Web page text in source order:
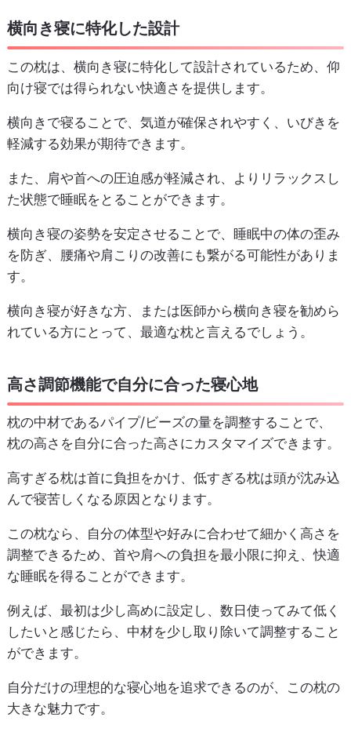
横向き寝に特化した設計
この枕は、横向き寝に特化して設計されているため、仰
向け寝では得られない快適さを提供します。
横向きで寝ることで、気道が確保されやすく、いびきを
軽減する効果が期待できます。
また、肩や首への圧迫感が軽減され、よりリラックスし
た状態で睡眠をとることができます。
横向き寝の姿勢を安定させることで、睡眠中の体の歪み
を防ぎ、腰痛や肩こりの改善にも繋がる可能性がありま
す。
横向き寝が好きな方、または医師から横向き寝を勧めら
れている方にとって、最適な枕と言えるでしょう。
高さ調節機能で自分に合った寝心地
枕の中材であるパイプ/ビーズの量を調整することで、
枕の高さを自分に合った高さにカスタマイズできます。
高すぎる枕は首に負担をかけ、低すぎる枕は頭が沈み込
んで寝苦しくなる原因となります。
この枕なら、自分の体型や好みに合わせて細かく高さを
調整できるため、首や肩への負担を最小限に抑え、快適
な睡眠を得ることができます。
例えば、最初は少し高めに設定し、数日使ってみて低く
したいと感じたら、中材を少し取り除いて調整すること
ができます。
自分だけの理想的な寝心地を追求できるのが、この枕の
大きな魅力です。